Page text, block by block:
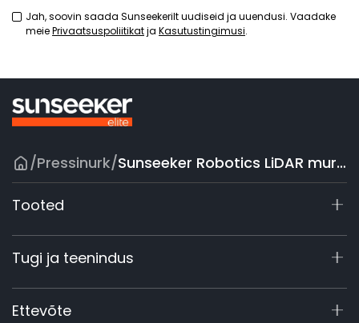
Jah, soovin saada Sunseekerilt uudiseid ja uuendusi. Vaadake
meiePrivaatsuspoliitikatja Kasutustingimusi.
/Pressinurk/ Sunseeker Robotics LiDAR muruniiduk S4 nimetati CES Innovation Awards® 2026 laureaadiks
Tooted
X9 seeria
X4
X3 Gen 2
60V tööstuslikud
Tugi ja teenindus
Tugikeskus
Garantii registreerimine
Ettevõte